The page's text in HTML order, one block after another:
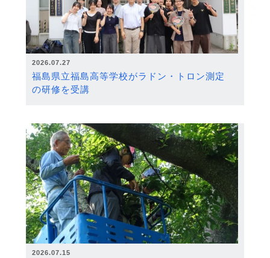
2026.07.27
福島県立福島高等学校がラドン・トロン測定
の研修を受講
2026.07.15